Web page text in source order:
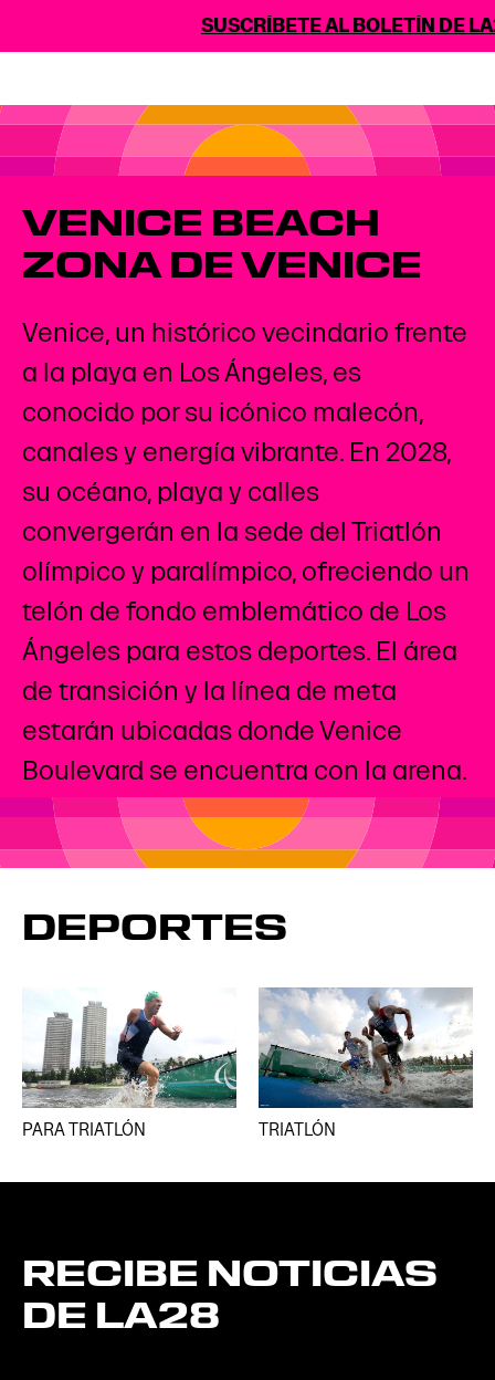
SUSCRÍBETE AL BOLETÍN DE
VENICE BEACH
ZONA DE VENICE
Venice, un histórico vecindario frente
a la playa en Los Ángeles, es
conocido por su icónico malecón,
canales y energía vibrante. En 2028,
su océano, playa y calles
convergerán en la sede del Triatlón
olímpico y paralímpico, ofreciendo un
telón de fondo emblemático de Los
Ángeles para estos deportes. El área
de transición y la línea de meta
estarán ubicadas donde Venice
Boulevard se encuentra con la arena.
DEPORTES
PARA TRIATLÓN TRIATLÓN
RECIBE NOTICIAS
DE LA28